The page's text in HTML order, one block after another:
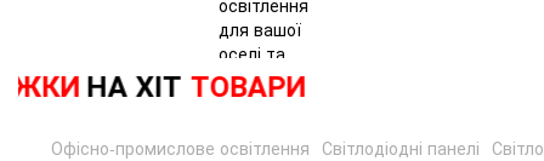
НА ХІТТОВАРИ
Офісно-промислове освітлення Світлодіодні панелі